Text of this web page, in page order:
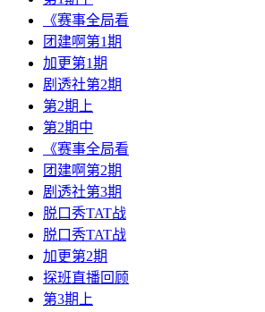
《赛事全局看
团建啊第1期
加更第1期
剧透社第2期
第2期上
第2期中
《赛事全局看
团建啊第2期
剧透社第3期
脱口秀TAT战
脱口秀TAT战
加更第2期
探班直播回顾
第3期上